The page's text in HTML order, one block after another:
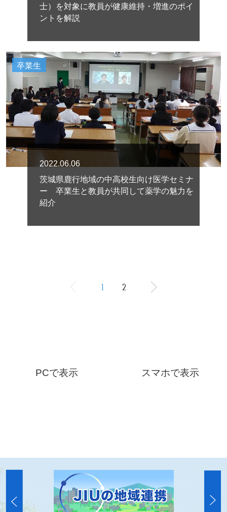
士）を対象に教員が健康維持・増進のポイ
ントを解説
卒業生
2022.06.06
茨城県鹿行地域の中高校生向け医学セミナ
ー 卒業生と教員が共同して薬学の魅力を
紹介
1 2
PCで表示 スマホで表示